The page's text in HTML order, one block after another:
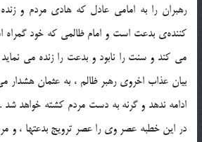
رهبران را به امامي عادل كه هادي مردم و
كننده‌ي بدعت است و امام ظالمي كه خود گمراه
مي كند و سنت را نابود و بدعت را زنده مي
بيان عذاب اخروي رهبر ظالم ، به عثمان هشدار
ادامه ندهد و گرنه به دست مردم كشته خواهد شد
در اين خطبه عصر وي را عصر ترويج بدعتها ، و